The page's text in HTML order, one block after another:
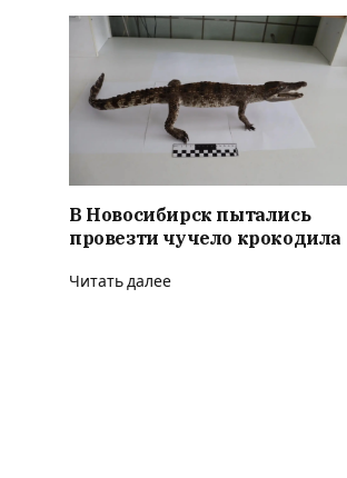
В Новосибирск пытались
провезти чучело крокодила
Читать далее